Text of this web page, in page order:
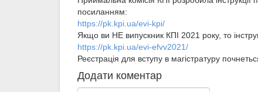
посиланням:
https://pk.kpi.ua/evi-kpi/
Якщо ви НЕ випускник КПІ 2021 року, то
https://pk.kpi.ua/evi-efvv2021/
Реєстрація для вступу в магістратуру
Додати коментар